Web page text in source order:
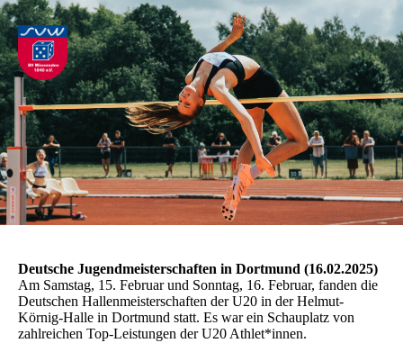
Deutsche Jugendmeisterschaften in Dortmund (16.02.2025)
Am Samstag, 15. Februar und Sonntag, 16. Februar, fanden die
Deutschen Hallenmeisterschaften der U20 in der Helmut-
Körnig-Halle in Dortmund statt. Es war ein Schauplatz von
zahlreichen Top-Leistungen der U20 Athlet*innen.